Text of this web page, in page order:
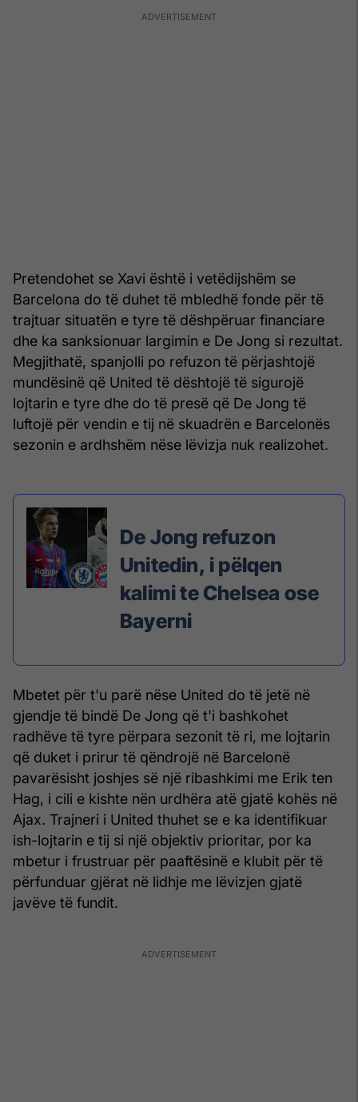
Pretendohet se Xavi është i vetëdijshëm se
Barcelona do të duhet të mbledhë fonde për të
trajtuar situatën e tyre të dëshpëruar financiare
dhe ka sanksionuar largimin e De Jong si rezultat.
Megjithatë, spanjolli po refuzon të përjashtojë
mundësinë që United të dështojë të sigurojë
lojtarin e tyre dhe do të presë që De Jong të
luftojë për vendin e tij në skuadrën e Barcelonës
sezonin e ardhshëm nëse lëvizja nuk realizohet.
De Jong refuzon
Unitedin, i pëlqen
kalimi te Chelsea ose
Bayerni
Mbetet për t'u parë nëse United do të jetë në
gjendje të bindë De Jong që t'i bashkohet
radhëve të tyre përpara sezonit të ri, me lojtarin
që duket i prirur të qëndrojë në Barcelonë
pavarësisht joshjes së një ribashkimi me Erik ten
Hag, i cili e kishte nën urdhëra atë gjatë kohës në
Ajax. Trajneri i United thuhet se e ka identifikuar
ish-lojtarin e tij si një objektiv prioritar, por ka
mbetur i frustruar për paaftësinë e klubit për të
përfunduar gjërat në lidhje me lëvizjen gjatë
javëve të fundit.